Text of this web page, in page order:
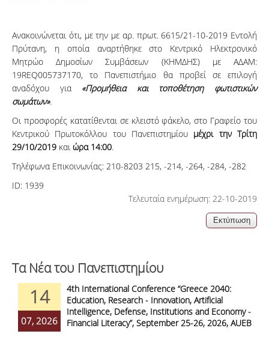
Ανακοινώνεται ότι, με την με αρ. πρωτ. 6615/21-10-2019 Εντολή
Πρύτανη, η οποία αναρτήθηκεστο Κεντρικό
Ηλεκτρονικό
Μητρώο Δημοσίων Συμβάσεων (ΚΗΜΔΗΣ) μεΑΔΑΜ:
19REQ005737170, το Πανεπιστήμιο θα προβείσε επιλογή
αναδόχου για «Προμήθεια και τοποθέτηση φωτιστικών
σωμάτων».
Οι προσφορές κατατίθενται σε κλειστό φάκελο, στο Γραφείο του
Κεντρικού Πρωτοκόλλου του Πανεπιστημίου μέχρι την Τρίτη
29/10/2019 και ώρα 14:00.
Τηλέφωνα Επικοινωνίας: 210-8203 215, -214, -264, -284, -282
ID: 1939
Τελευταία ενημέρωση: 22-10-2019
Τα Νέα του Πανεπιστημίου
14
07, 2026
4th International Conference “Greece 2040:
Education, Research - Innovation, Artificial
Intelligence, Defense, Institutions and Economy -
Financial Literacy”, September 25-26, 2026, AUEB